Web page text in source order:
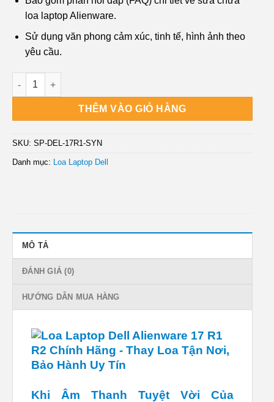
loa laptop Alienware.
Sử dụng văn phong cảm xúc, tinh tế, hình ảnh theo
yêu cầu.
Loa Laptop Dell Alienware 17 R1 R2 Chính Hãng - Thay Loa
THÊM VÀO GIỎ HÀNG
SKU: SP-DEL-17R1-SYN
Danh mục: Loa Laptop Dell
MÔ TẢ
ĐÁNH GIÁ (0)
HƯỚNG DẪN MUA HÀNG
Khi Âm Thanh Tuyệt Vời Của